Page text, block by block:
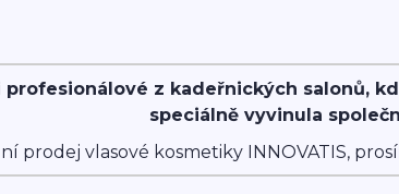
z kadeřnických salonů,
speciálně vyvinula
prodej vlasové kosmetiky INNOVATIS,